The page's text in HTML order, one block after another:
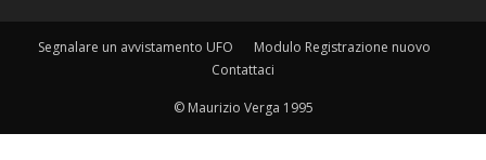
Segnalare un avvistamento UFO
Modulo Registrazione nuovo
Contattaci
© Maurizio Verga 1995